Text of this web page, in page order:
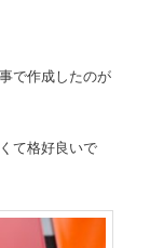
で作成したのが
て格好良いで